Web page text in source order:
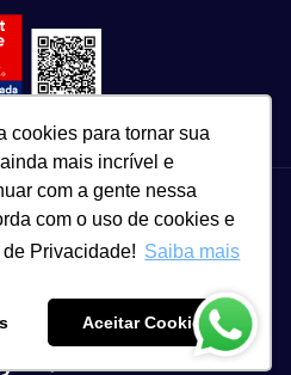
cookies para tornar sua
mais incrível e
com a gente nessa
com o uso de cookies e
Privacidade! Saiba mais
Aceitar Cookies
© 2021